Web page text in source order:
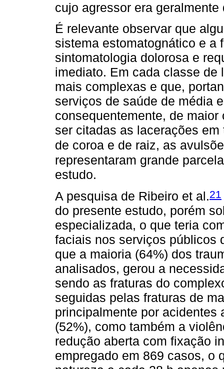
cujo agressor era
É relevante observar que
sistema estomatognático e a
sintomatologia dolorosa e
imediato. Em cada classe
mais complexas e que,
serviços de saúde de média
consequentemente, de
ser citadas as lacerações
de coroa e de raiz, as
representaram grande
estudo.
A pesquisa de Ribeiro et al.21
do presente estudo, porém
especializada, o que teria
faciais nos serviços públicos
que a maioria (64%) dos
analisados, gerou a
sendo as fraturas do
seguidas pelas fraturas de
principalmente por
(52%), como também a
redução aberta com fixação
empregado em 869 casos, o